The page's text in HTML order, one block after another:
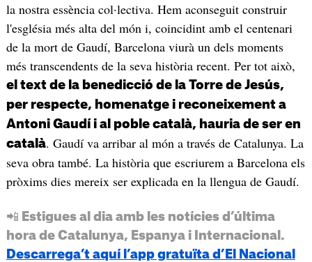
la nostra essència col·lectiva. Hem aconseguit construir
l'església més alta del món i, coincidint amb el centenari
de la mort de Gaudí, Barcelona viurà un dels moments
més transcendents de la seva història recent. Per tot això,
el text de la benedicció de la Torre de Jesús,
per respecte, homenatge i reconeixement a
Antoni Gaudí i al poble català, hauria de ser en
català. Gaudí va arribar al món a través de Catalunya. La
seva obra també. La història que escriurem a Barcelona els
pròxims dies mereix ser explicada en la llengua de Gaudí.
📲 Estigues al dia amb les notícies d’última
hora de Catalunya, Espanya i Internacional.
Descarrega’t aquí l’app gratuïta d’El Nacional